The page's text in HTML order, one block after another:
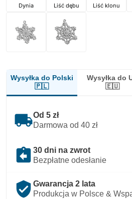
Dynia Liść dębu Liść klonu
Wysyłka do Polski
🇵🇱
Wysyłka do
🇪🇺
local_shippingOd 5 zł
Darmowa od 40 zł
assignment_return 30 dni na zwrot
Bezpłatne odesłanie
verified_user Gwarancja 2 lata
Produkcja w Polsce &